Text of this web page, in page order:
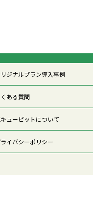
ジナルプラン導入事例
ある質問
ューピットについて
イバシーポリシー